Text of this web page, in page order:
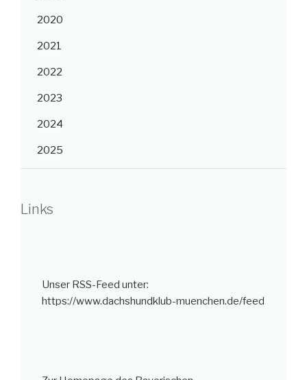
2020
2021
2022
2023
2024
2025
Links
Unser RSS-Feed unter:
https://www.dachshundklub-muenchen.de/feed